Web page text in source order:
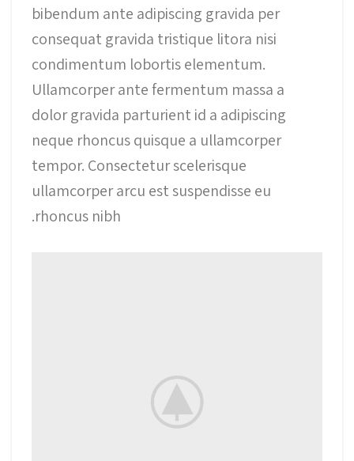
bibendum ante adipiscing gravida per
consequat gravida tristique litora nisi
condimentum lobortis elementum.
Ullamcorper ante fermentum massa a
dolor gravida parturient id a adipiscing
neque rhoncus quisque a ullamcorper
tempor. Consectetur scelerisque
ullamcorper arcu est suspendisse eu
rhoncus nibh.